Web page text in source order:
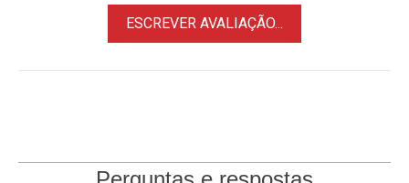
Com o botão de várias funções, você controla suas
músicas e ligações com facilidade com o pressionar de
Bluetooth 4.2
ESCREVER AVALIAÇÃO...